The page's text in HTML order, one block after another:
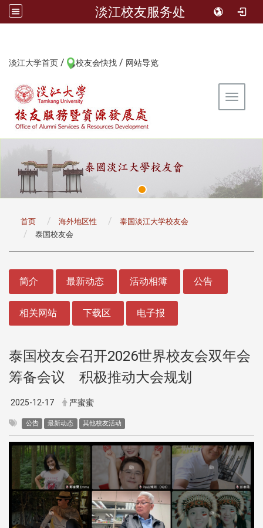
淡江校友服务处
淡江大学首页 / 校友会快找 / 网站导览
Toggle
首页 海外地区性
泰国淡江大学校友会
泰国校友会
简介 最新动态 活动相簿 公告
相关网站 下载区 电子报
泰国校友会召开2026世界校友会双年会
筹备会议 积极推动大会规划
2025-12-17 严蜜蜜
公告 最新动态 其他校友活动